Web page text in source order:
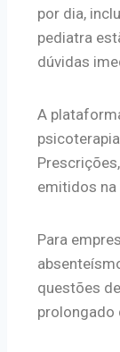
por dia,
pediatra
dúvidas
A
emitidos
Para
questões
prolongado